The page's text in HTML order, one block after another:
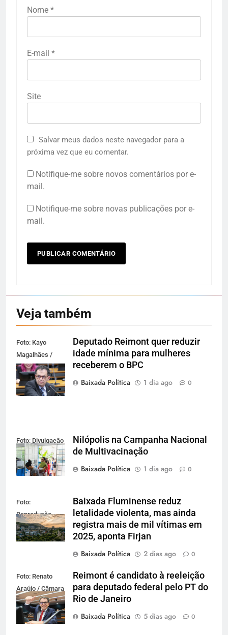
Nome *
E-mail *
Site
Salvar meus dados neste navegador para a
próxima vez que eu comentar.
Notifique-me sobre novos comentários por e-
mail.
Notifique-me sobre novas publicações por e-
mail.
Veja também
Foto: Kayo
Magalhães /
Câmara dos
Deputados
Deputado Reimont quer reduzir
idade mínima para mulheres
receberem o BPC
Baixada Política
1 dia ago 0
Foto: Divulgação
Nilópolis na Campanha Nacional
de Multivacinação
Baixada Política
1 dia ago 0
Foto:
Reprodução
Baixada Fluminense reduz
letalidade violenta, mas ainda
registra mais de mil vítimas em
2025, aponta Firjan
Baixada Política
2 dias ago 0
Foto: Renato
Araújo / Câmara
dos Deputados
Reimont é candidato à reeleição
para deputado federal pelo PT do
Rio de Janeiro
Baixada Política
5 dias ago 0